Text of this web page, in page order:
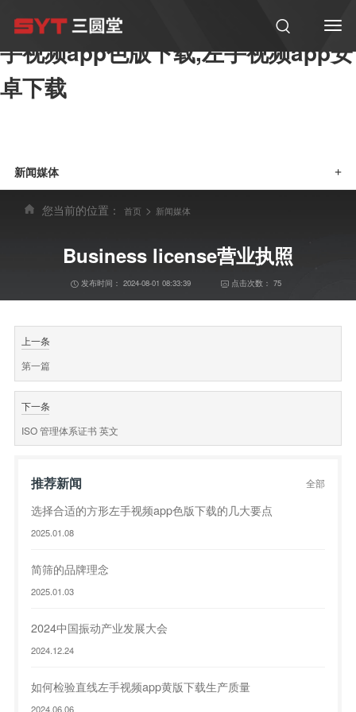
左手视频,左手视频app黄版下载,左
手视频app色版下载,左手视频app安
卓下载
新闻媒体 +
您当前的位置： 首页 > 新闻媒体
Business license营业执照
发布时间： 2024-08-01 08:33:39 点击次数：75
上一条
第一篇
下一条
ISO 管理体系证书 英文
推荐新闻 全部
选择合适的方形左手视频app色版下载的几大要点
2025.01.08
简筛的品牌理念
2025.01.03
2024中国振动产业发展大会
2024.12.24
如何检验直线左手视频app黄版下载生产质量
2024.06.06